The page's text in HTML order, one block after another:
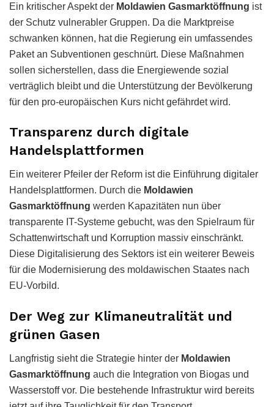
Ein kritischer Aspekt der Moldawien Gasmarktöffnung ist
der Schutz vulnerabler Gruppen. Da die Marktpreise
schwanken können, hat die Regierung ein umfassendes
Paket an Subventionen geschnürt. Diese Maßnahmen
sollen sicherstellen, dass die Energiewende sozial
verträglich bleibt und die Unterstützung der Bevölkerung
für den pro-europäischen Kurs nicht gefährdet wird.
Transparenz durch digitale
Handelsplattformen
Ein weiterer Pfeiler der Reform ist die Einführung digitaler
Handelsplattformen. Durch die Moldawien
Gasmarktöffnung werden Kapazitäten nun über
transparente IT-Systeme gebucht, was den Spielraum für
Schattenwirtschaft und Korruption massiv einschränkt.
Diese Digitalisierung des Sektors ist ein weiterer Beweis
für die Modernisierung des moldawischen Staates nach
EU-Vorbild.
Der Weg zur Klimaneutralität und
grünen Gasen
Langfristig sieht die Strategie hinter der Moldawien
Gasmarktöffnung auch die Integration von Biogas und
Wasserstoff vor. Die bestehende Infrastruktur wird bereits